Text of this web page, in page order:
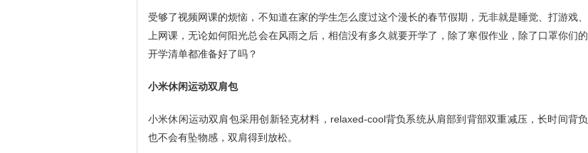
受够了视频网课的烦恼，不知道在家的学生怎么度过这个漫长的春节假期，无非就是睡觉、打游戏、
上网课，无论如何阳光总会在风雨之后，相信没有多久就要开学了，除了寒假作业，除了口罩你们的
开学清单都准备好了吗？
小米休闲运动双肩包
小米休闲运动双肩包采用创新轻克材料，relaxed-cool背负系统从肩部到背部双重减压，长时间背负
也不会有坠物感，双肩得到放松。